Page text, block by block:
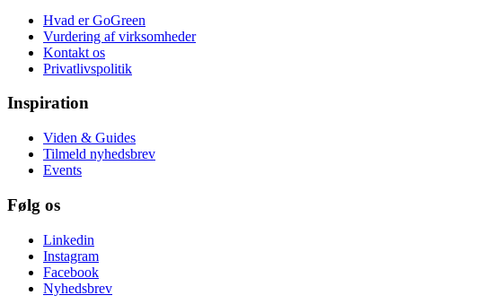
Hvad er GoGreen
Vurdering af virksomheder
Kontakt os
Privatlivspolitik
Inspiration
Viden & Guides
Tilmeld nyhedsbrev
Events
Følg os
Linkedin
Instagram
Facebook
Nyhedsbrev